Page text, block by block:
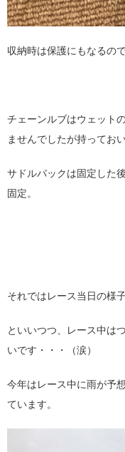
収納時は保護にもなるの
チェーンルブはウェット
ませんでしたが持ってお
サドルバックは固定した
固定。
それではレース当日の様
といいつつ、レース中は
いです・・・（涙）
今年はレース中に雨が予
ています。